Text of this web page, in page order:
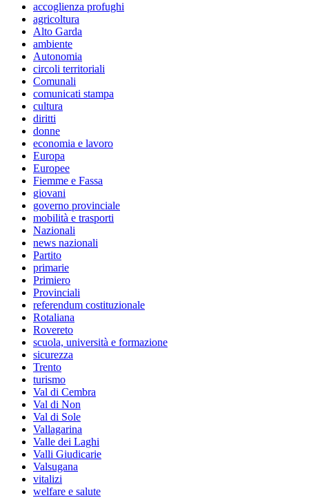
accoglienza profughi
agricoltura
Alto Garda
ambiente
Autonomia
circoli territoriali
Comunali
comunicati stampa
cultura
diritti
donne
economia e lavoro
Europa
Europee
Fiemme e Fassa
giovani
governo provinciale
mobilità e trasporti
Nazionali
news nazionali
Partito
primarie
Primiero
Provinciali
referendum costituzionale
Rotaliana
Rovereto
scuola, università e formazione
sicurezza
Trento
turismo
Val di Cembra
Val di Non
Val di Sole
Vallagarina
Valle dei Laghi
Valli Giudicarie
Valsugana
vitalizi
welfare e salute